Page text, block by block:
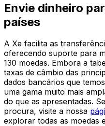
Envie dinheiro
países
A Xe facilita as
oferecendo suporte para
130 moedas. Embora a
taxas de câmbio das
dados bancários que
uma gama muito mais
do que as apresentadas.
procura, visite a nossa
explorar todas as moedas